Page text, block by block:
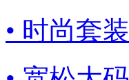
• 时尚套装